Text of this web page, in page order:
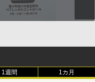
1週間 1カ月